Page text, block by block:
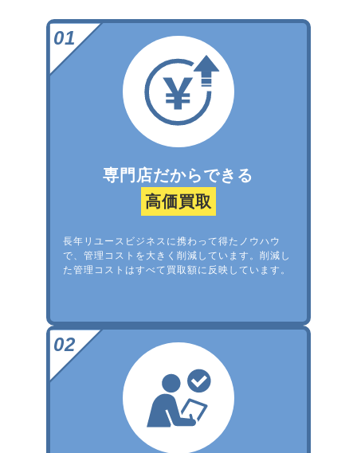
専門店だからできる
高価買取
長年リユースビジネスに携わって得たノウハウ
で、管理コストを大きく削減しています。削減し
た管理コストはすべて買取額に反映しています。